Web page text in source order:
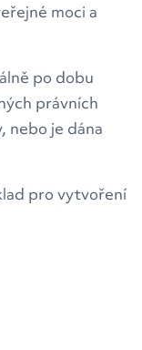
moci a
po dobu
právních
nebo je dána
pro vytvoření